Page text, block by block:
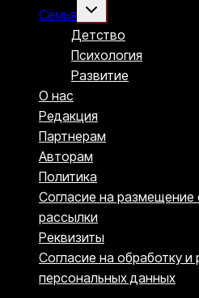
Семья
дочернее
меню
Детство
Психология
Развитие
О нас
Редакция
Партнерам
Авторам
Политика
Согласие на размещение
рассылки
Реквизиты
Согласие на обработку и
персональных данных